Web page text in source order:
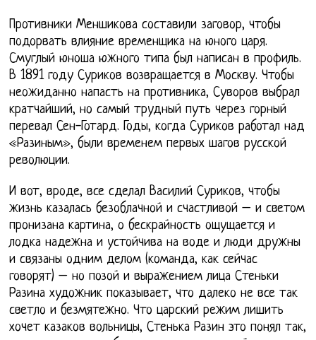
Противники Меншикова составили заговор, чтобы
подорвать влияние временщика на юного царя.
Смуглый юноша южного типа был написан в профиль.
В 1891 году Суриков возвращается в Москву. Чтобы
неожиданно напасть на противника, Суворов выбрал
кратчайший, но самый трудный путь через горный
перевал Сен-Готард. Годы, когда Суриков работал над
«Разиным», были временем первых шагов русской
революции.
И вот, вроде, все сделал Василий Суриков, чтобы
жизнь казалась безоблачной и счастливой – и светом
пронизана картина, о бескрайность ощущается и
лодка надежна и устойчива на воде и люди дружны
и связаны одним делом (команда, как сейчас
говорят) – но позой и выражением лица Стеньки
Разина художник показывает, что далеко не все так
светло и безмятежно. Что царский режим лишить
хочет казаков вольницы, Стенька Разин это понял так,